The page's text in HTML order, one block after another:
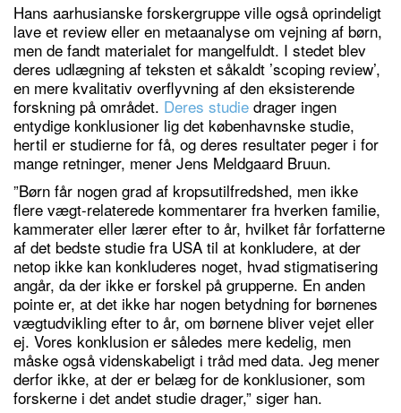
Hans aarhusianske forskergruppe ville også oprindeligt
lave et review eller en metaanalyse om vejning af børn,
men de fandt materialet for mangelfuldt. I stedet blev
deres udlægning af teksten et såkaldt ’scoping review’,
en mere kvalitativ overflyvning af den eksisterende
forskning på området. Deres studie drager ingen
entydige konklusioner lig det københavnske studie,
hertil er studierne for få, og deres resultater peger i for
mange retninger, mener Jens Meldgaard Bruun.
”Børn får nogen grad af kropsutilfredshed, men ikke
flere vægt-relaterede kommentarer fra hverken familie,
kammerater eller lærer efter to år, hvilket får forfatterne
af det bedste studie fra USA til at konkludere, at der
netop ikke kan konkluderes noget, hvad stigmatisering
angår, da der ikke er forskel på grupperne. En anden
pointe er, at det ikke har nogen betydning for børnenes
vægtudvikling efter to år, om børnene bliver vejet eller
ej. Vores konklusion er således mere kedelig, men
måske også videnskabeligt i tråd med data. Jeg mener
derfor ikke, at der er belæg for de konklusioner, som
forskerne i det andet studie drager,” siger han.